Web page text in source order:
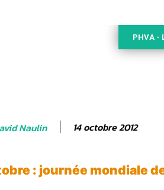
PHVA -
Naulin 14 octobre 2012
: journée mondiale